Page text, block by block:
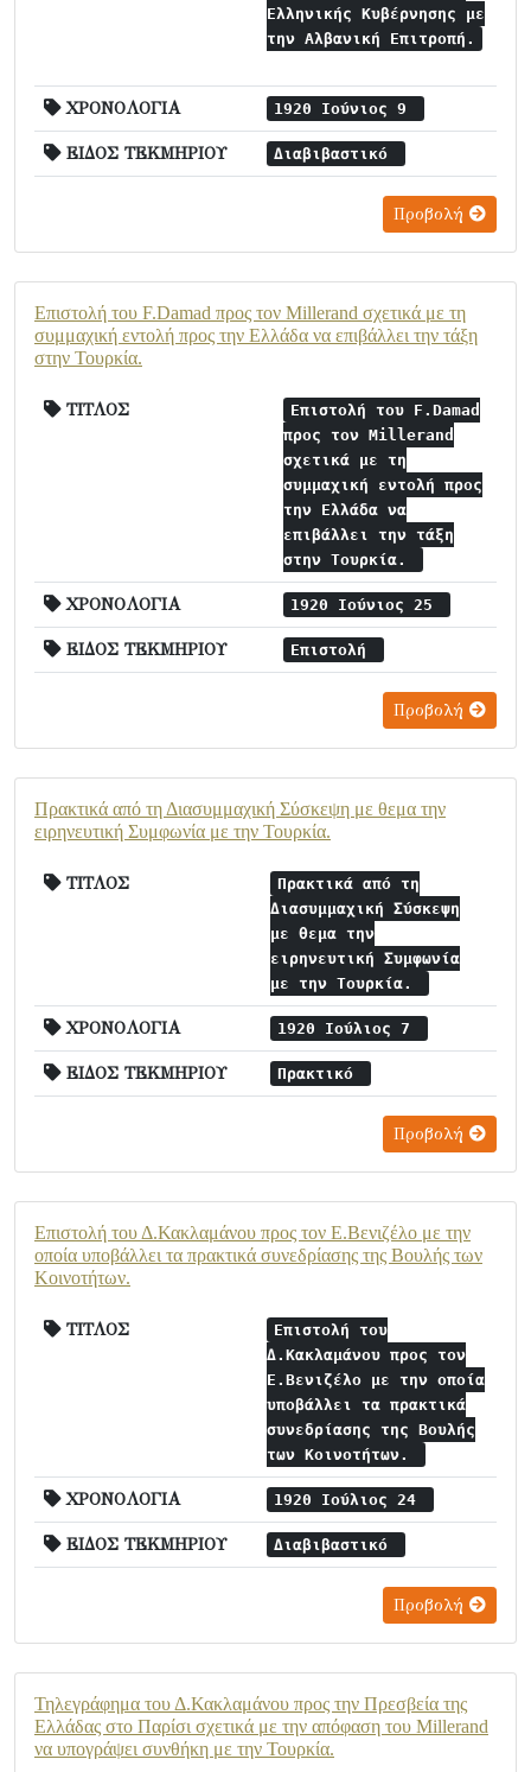
Ελληνικής Κυβέρνησης με
την Αλβανική Επιτροπή.
ΧΡΟΝΟΛΟΓΙΑ 1920 Ιούνιος 9
ΕΙΔΟΣ ΤΕΚΜΗΡΙΟΥ Διαβιβαστικό
Προβολή
Επιστολή του F.Damad προς τον Millerand σχετικά με τη
συμμαχική εντολή προς την Ελλάδα να επιβάλλει την τάξη
στην Τουρκία.
ΤΙΤΛΟΣ
Επιστολή του F.Damad
προς τον Millerand
σχετικά με τη
συμμαχική εντολή προς
την Ελλάδα να
επιβάλλει την τάξη
στην Τουρκία.
ΧΡΟΝΟΛΟΓΙΑ 1920 Ιούνιος 25
ΕΙΔΟΣ ΤΕΚΜΗΡΙΟΥ Επιστολή
Προβολή
Πρακτικά από τη Διασυμμαχική Σύσκεψη με θεμα την
ειρηνευτική Συμφωνία με την Τουρκία.
ΤΙΤΛΟΣ
Πρακτικά από τη
Διασυμμαχική Σύσκεψη
με θεμα την
ειρηνευτική Συμφωνία
με την Τουρκία.
ΧΡΟΝΟΛΟΓΙΑ 1920 Ιούλιος 7
ΕΙΔΟΣ ΤΕΚΜΗΡΙΟΥ Πρακτικό
Προβολή
Επιστολή του Δ.Κακλαμάνου προς τον Ε.Βενιζέλο με την
οποία υποβάλλει τα πρακτικά συνεδρίασης της Βουλής των
Κοινοτήτων.
ΤΙΤΛΟΣ
Επιστολή του
Δ.Κακλαμάνου προς τον
Ε.Βενιζέλο με την οποία
υποβάλλει τα πρακτικά
συνεδρίασης της Βουλής
των Κοινοτήτων.
ΧΡΟΝΟΛΟΓΙΑ 1920 Ιούλιος 24
ΕΙΔΟΣ ΤΕΚΜΗΡΙΟΥ Διαβιβαστικό
Προβολή
Τηλεγράφημα του Δ.Κακλαμάνου προς την Πρεσβεία της
Ελλάδας στο Παρίσι σχετικά με την απόφαση του Millerand
να υπογράψει συνθήκη με την Τουρκία.